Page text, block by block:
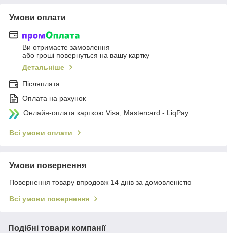
Умови оплати
Ви отримаєте замовлення
або гроші повернуться на вашу картку
Детальніше
Післяплата
Оплата на рахунок
Онлайн-оплата карткою Visa, Mastercard - LiqPay
Всі умови оплати
Умови повернення
Повернення товару впродовж 14 днів за домовленістю
Всі умови повернення
Подібні товари компанії